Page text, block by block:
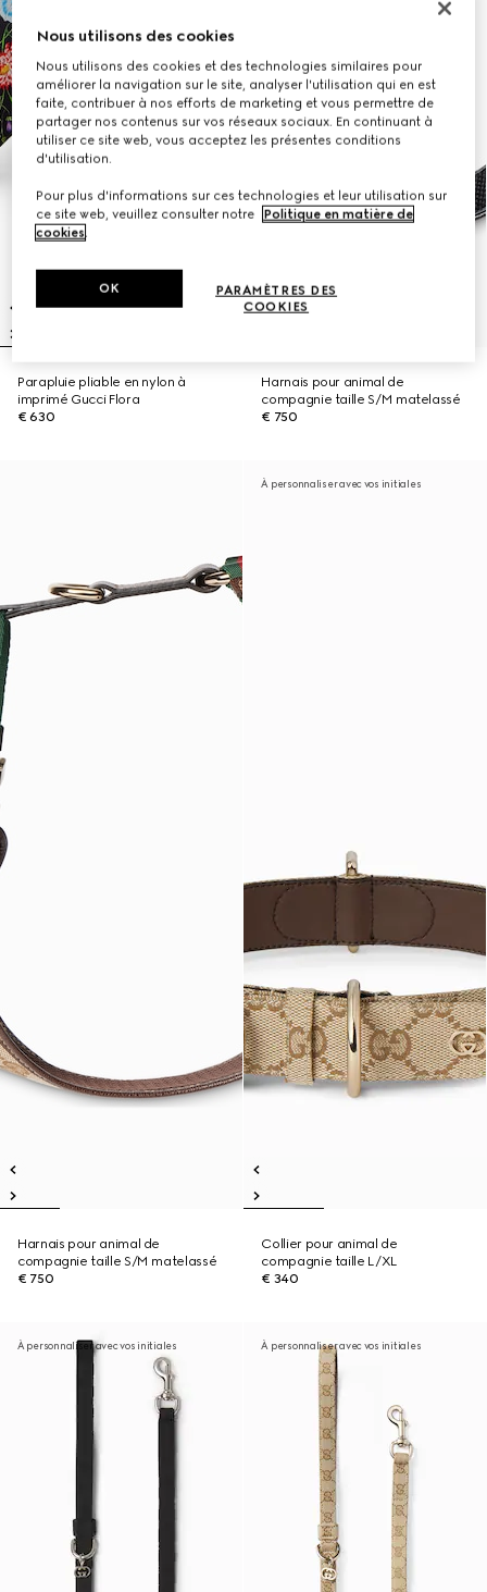
Parapluie pliable en nylon à
imprimé Gucci Flora
€ 630
Harnais pour animal de
compagnie taille S/M matelassé
€ 750
Harnais pour animal de
compagnie taille S/M matelassé
€ 750
À personnaliser avec vos initiales
Collier pour animal de
compagnie taille L/XL
€ 340
À personnaliser avec vos initiales À personnaliser avec vos initiales
Nous utilisons des cookies
Nous utilisons des cookies et des technologies similaires pour
améliorer la navigation sur le site, analyser l'utilisation qui en est
faite, contribuer à nos efforts de marketing et vous permettre de
partager nos contenus sur vos réseaux sociaux. En continuant à
utiliser ce site web, vous acceptez les présentes conditions
d'utilisation.
Pour plus d'informations sur ces technologies et leur utilisation sur
ce site web, veuillez consulter notre
Politique en matière de
cookies.
PARAMÈTRES DES
COOKIES
OK